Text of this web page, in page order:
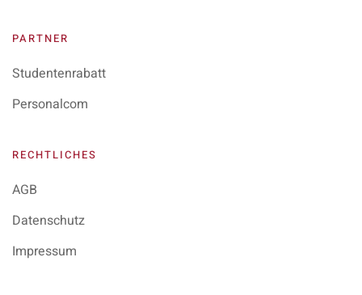
PARTNER
Studentenrabatt
Personalcom
RECHTLICHES
AGB
Datenschutz
Impressum